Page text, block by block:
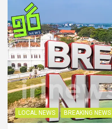
LOCAL NEWS BREAKING NEWS